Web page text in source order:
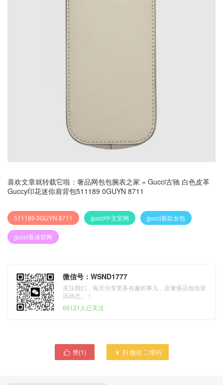
喜欢文章就转载它啦： 奢品网包包腕表之家 » Gucci古驰 白色皮革
Guccy印花迷你肩背包511189 0GUYN 8711
511189 0GUYN 8711 gucci中文官网 gucci新款女包
gucci香港官网
微信号：WSND1777
关注我们，每天分享更多有趣的事儿，及奢侈品包包资
讯动态。！
66121人已关注
 赞(1)  扫 微信 二维码